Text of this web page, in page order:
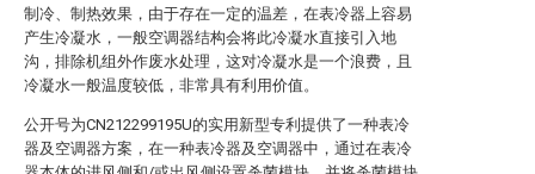
制冷、制热效果，由于存在一定的温差，在表冷器上容易
产生冷凝水，一般空调器结构会将此冷凝水直接引入地
沟，排除机组外作废水处理，这对冷凝水是一个浪费，且
冷凝水一般温度较低，非常具有利用价值。
公开号为CN212299195U的实用新型专利提供了一种表冷
器及空调器方案，在一种表冷器及空调器中，通过在表冷